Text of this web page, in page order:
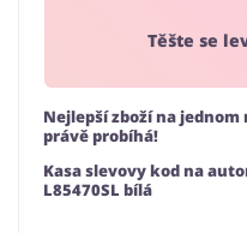
Těšte se
Nejlepší zboží na
právě probíhá!
Kasa slevovy kod na
L85470SL bílá